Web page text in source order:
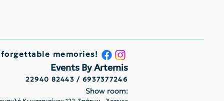
memories!
Events By Artemis
22940 82443 / 6937377246
Show room: